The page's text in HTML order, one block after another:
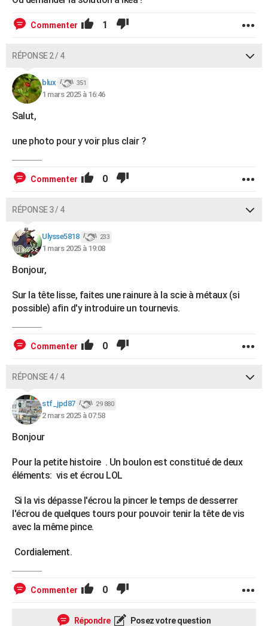
Commenter 1
RÉPONSE 2 / 4
blux 351
1 mars 2025 à 16:46
Salut,
une photo pour y voir plus clair ?
Commenter 0
RÉPONSE 3 / 4
Ulysse5818 233
1 mars 2025 à 19:08
Bonjour,
Sur la tête lisse, faites une rainure à la scie à métaux (si
possible) afin d'y introduire un tournevis.
Commenter 0
RÉPONSE 4 / 4
stf_jpd87 29 880
2 mars 2025 à 07:58
Bonjour
Pour la petite histoire . Un boulon est constitué de deux
éléments: vis et écrou LOL
Si la vis dépasse l'écrou la pincer le temps de desserrer
l'écrou de quelques tours pour pouvoir tenir la tête de vis
avec la même pince.
Cordialement.
Commenter 0
Répondre Posez votre question